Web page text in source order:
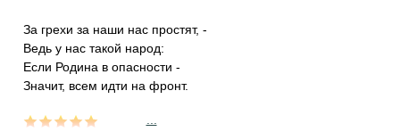
За грехи за наши нас простят, -
Ведь у нас такой народ:
Если Родина в опасности -
Значит, всем идти на фронт.